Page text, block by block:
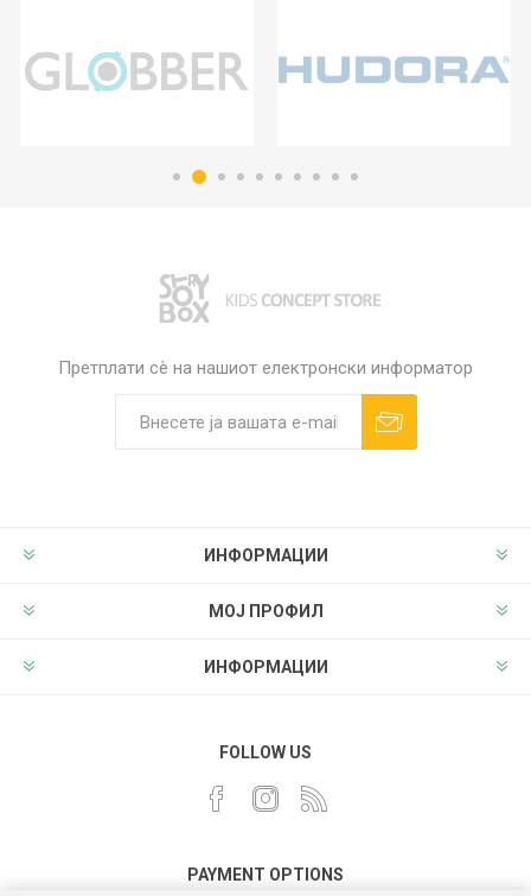
Претплати сè на нашиот електронски информатор
ИНФОРМАЦИИ
МОЈ ПРОФИЛ
ИНФОРМАЦИИ
FOLLOW US
PAYMENT OPTIONS